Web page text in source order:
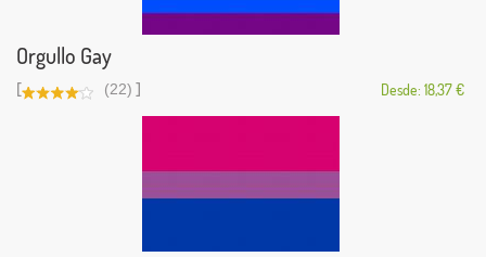
Orgullo Gay
[ (22) ] Desde: 18,37 €